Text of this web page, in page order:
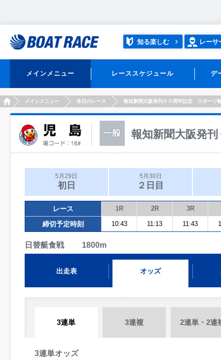
知る楽しむ レーサ
メインメニュー レーススケジュール デ
HOMEメインメニュー 本日のレース 報知新聞大阪発刊６０周年記念 スポーツ
報知新聞大阪発
5月29日
初日
5月30日
２日目
レース 1R 2R 3R
締切予定時刻 10:43 11:13 11:43
日替艇食戦 1800m
出走表 オッズ
3連単 3連複 2連単・2連
3連単オッズ